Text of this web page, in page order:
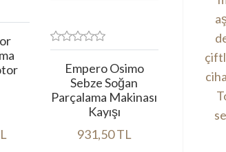
Empero Osimo
Sebze Soğan
Parçalama Makinası
Kayışı
931,50 TL